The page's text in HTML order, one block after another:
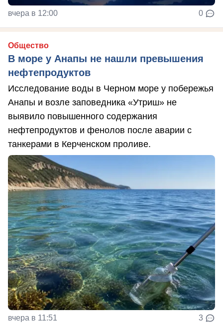
вчера в 12:00 0
Общество
В море у Анапы не нашли превышения
нефтепродуктов
Исследование воды в Черном море у побережья
Анапы и возле заповедника «Утриш» не
выявило повышенного содержания
нефтепродуктов и фенолов после аварии с
танкерами в Керченском проливе.
вчера в 11:51 3